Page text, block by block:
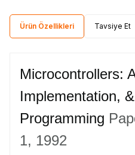
Ürün Özellikleri Tavsiye Et
Microcontrollers:
Implementation, &
Programming
1, 1992